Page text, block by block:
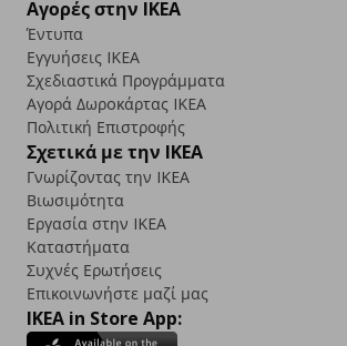
Αγορές στην IKEA
Έντυπα
Εγγυήσεις IKEA
Σχεδιαστικά Προγράμματα
Αγορά Δωρoκάρτας IKEA
Πολιτική Επιστροφής
Σχετικά με την IKEA
Γνωρίζοντας την IKEA
Βιωσιμότητα
Εργασία στην IKEA
Καταστήματα
Συχνές Ερωτήσεις
Επικοινωνήστε μαζί μας
IKEA in Store App: